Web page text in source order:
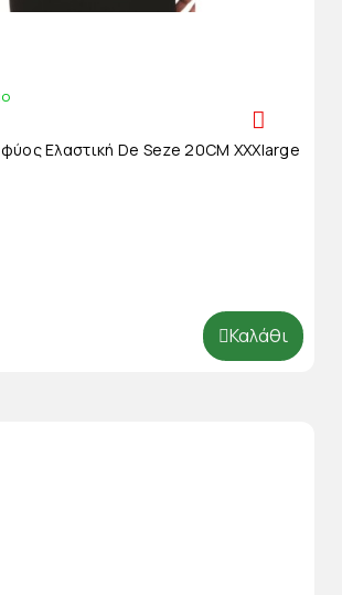
Ελαστική De Seze 20CM XXXlarge
Καλάθι